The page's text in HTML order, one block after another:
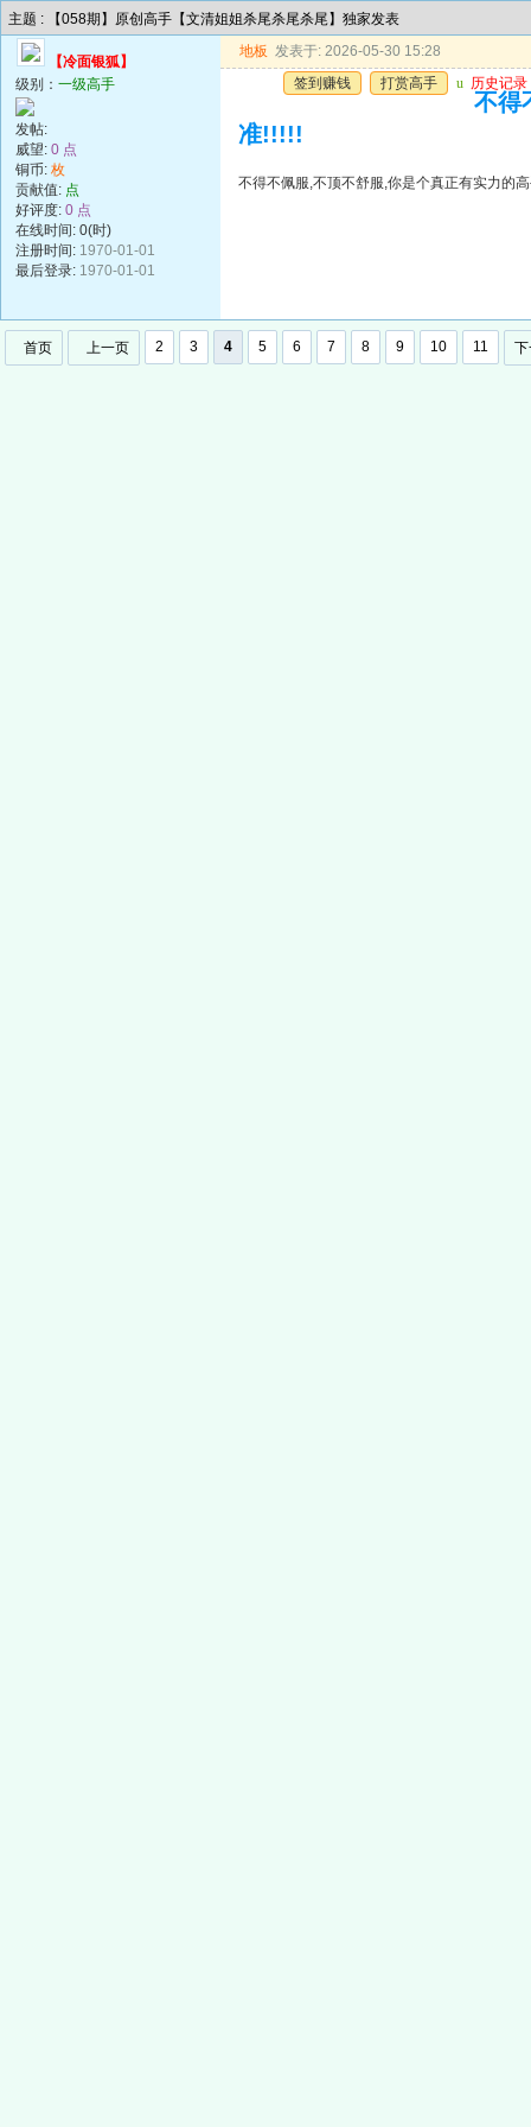
主题 : 【058期】原创高手【文清姐姐杀尾杀尾杀尾】独家发表
【冷面银狐】
级别： 一级高手
发帖:
威望: 0 点
铜币: 枚
贡献值: 点
好评度: 0 点
在线时间: 0(时)
注册时间: 1970-01-01
最后登录: 1970-01-01
地板 发表于: 2026-05-30 15:28
签到赚钱
打赏高手 u 历史记录
不得
准!!!!!
不得不佩服,不顶不舒服,你是个真正有实力的
首页 上一页 2 3 4 5 6 7 8 9 10 11